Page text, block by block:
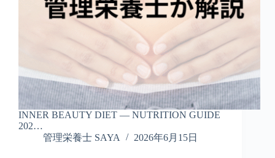
INNER BEAUTY DIET — NUTRITION GUIDE
202…
管理栄養士 SAYA
2026年6月15日